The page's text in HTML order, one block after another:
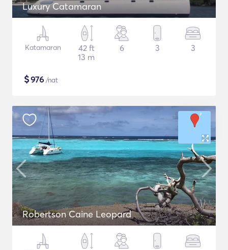
Luxury Catamaran
Katamaran
42 ft
13 m
6 3 3
$976 /nat
Robertson Caine Leopard